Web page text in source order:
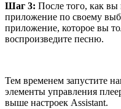
Шаг 3: После того, как вы
приложение по своему
приложение, которое вы
воспроизведите песню.
Тем временем запустите
элементы управления
выше настроек Assistant.